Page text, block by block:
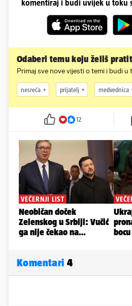
komentiraj i budi uvijek u toku
Odaberi temu koju želiš
Primaj sve nove vijesti o temi i budi u
nesreća prijatelj medvednica
12
Komentari 4